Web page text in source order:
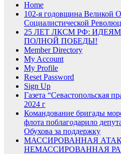
Home
102-я годовщина Великой
Социалистической
25 ЛЕТ ЛКСМ РФ:
ПОЛНОЙ ПОБЕДЫ!
Member Directory
My Account
My Profile
Reset Password
Sign Up
Газета “Севастопольская
2024 г
Командование бригады
флота поблагодарило
Обухова за поддержку
МАССИРОВАННАЯ
НЕМАССИРОВАННАЯ